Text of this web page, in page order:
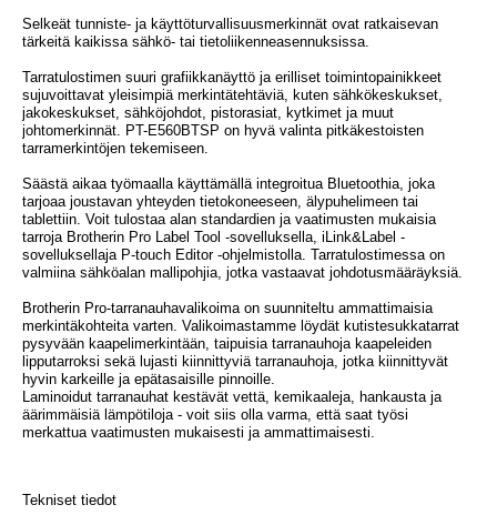
Selkeät tunniste- ja käyttöturvallisuusmerkinnät ovat ratkaisevan
tärkeitä kaikissa sähkö- tai tietoliikenneasennuksissa.
Tarratulostimen suuri grafiikkanäyttö ja erilliset toimintopainikkeet
sujuvoittavat yleisimpiä merkintätehtäviä, kuten sähkökeskukset,
jakokeskukset, sähköjohdot, pistorasiat, kytkimet ja muut
johtomerkinnät. PT-E560BTSP on hyvä valinta pitkäkestoisten
tarramerkintöjen tekemiseen.
Säästä aikaa työmaalla käyttämällä integroitua Bluetoothia, joka
tarjoaa joustavan yhteyden tietokoneeseen, älypuhelimeen tai
tablettiin. Voit tulostaa alan standardien ja vaatimusten mukaisia
tarroja Brotherin Pro Label Tool -sovelluksella, iLink&Label -
sovelluksellaja P-touch Editor -ohjelmistolla. Tarratulostimessa on
valmiina sähköalan mallipohjia, jotka vastaavat johdotusmääräyksiä.
Brotherin Pro-tarranauhavalikoima on suunniteltu ammattimaisia
merkintäkohteita varten. Valikoimastamme löydät kutistesukkatarrat
pysyvään kaapelimerkintään, taipuisia tarranauhoja kaapeleiden
lipputarroksi sekä lujasti kiinnittyviä tarranauhoja, jotka kiinnittyvät
hyvin karkeille ja epätasaisille pinnoille.
Laminoidut tarranauhat kestävät vettä, kemikaaleja, hankausta ja
äärimmäisiä lämpötiloja - voit siis olla varma, että saat työsi
merkattua vaatimusten mukaisesti ja ammattimaisesti.
Tekniset tiedot